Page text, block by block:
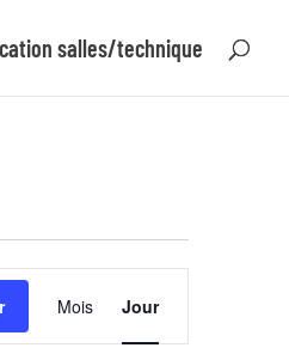
salles/technique
Navigation
de
Mois Jour